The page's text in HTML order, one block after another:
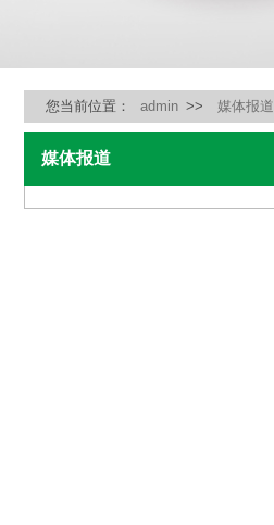
您当前位置： admin >> 媒体报道
媒体报道